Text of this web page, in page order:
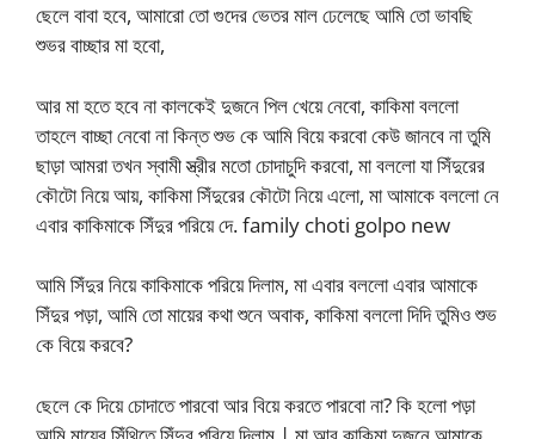
ছেলে বাবা হবে, আমারো তো গুদের ভেতর মাল ঢেলেছে আমি তো ভাবছি
শুভর বাচ্ছার মা হবো,
আর মা হতে হবে না কালকেই দুজনে পিল খেয়ে নেবো, কাকিমা বললো
তাহলে বাচ্ছা নেবো না কিন্ত শুভ কে আমি বিয়ে করবো কেউ জানবে না তুমি
ছাড়া আমরা তখন স্বামী স্ত্রীর মতো চোদাচুদি করবো, মা বললো যা সিঁদুরের
কৌটো নিয়ে আয়, কাকিমা সিঁদুরের কৌটো নিয়ে এলো, মা আমাকে বললো নে
এবার কাকিমাকে সিঁদুর পরিয়ে দে. family choti golpo new
আমি সিঁদুর নিয়ে কাকিমাকে পরিয়ে দিলাম, মা এবার বললো এবার আমাকে
সিঁদুর পড়া, আমি তো মায়ের কথা শুনে অবাক, কাকিমা বললো দিদি তুমিও শুভ
কে বিয়ে করবে?
ছেলে কে দিয়ে চোদাতে পারবো আর বিয়ে করতে পারবো না? কি হলো পড়া